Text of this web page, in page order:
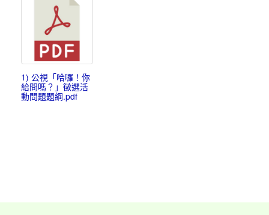
1) 公視「哈囉！你
給問嗎？」徵選活
動問題題綱.pdf